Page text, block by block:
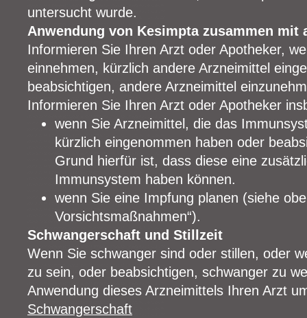
untersucht wurde.
Anwendung von Kesimpta zusammen mit
Informieren Sie Ihren Arzt oder Apotheker,
einnehmen, kürzlich andere Arzneimittel
beabsichtigen, andere Arzneimittel
Informieren Sie Ihren Arzt oder Apotheker
wenn Sie Arzneimittel, die das
kürzlich eingenommen haben oder
Grund hierfür ist, dass diese eine
Immunsystem haben können.
wenn Sie eine Impfung planen (siehe
Vorsichtsmaßnahmen“).
Schwangerschaft und Stillzeit
Wenn Sie schwanger sind oder stillen, oder
zu sein, oder beabsichtigen, schwanger zu
Anwendung dieses Arzneimittels Ihren Arzt
Schwangerschaft